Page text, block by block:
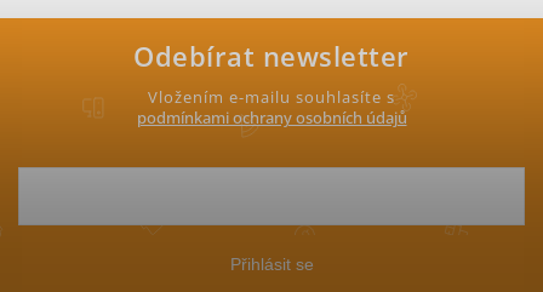
Odebírat newsletter
Vložením e-mailu souhlasíte s
podmínkami ochrany osobních údajů
Přihlásit se